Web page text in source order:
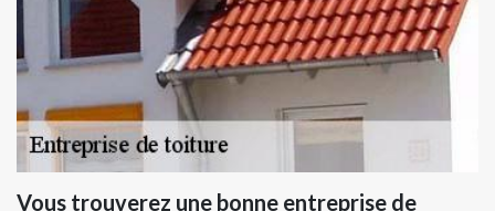
Vous trouverez une bonne entreprise de